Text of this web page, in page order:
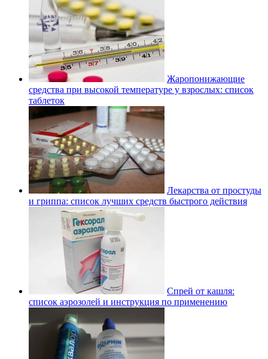
Жаропонижающие
средства при высокой температуре у взрослых: список
таблеток
Лекарства от простуды
и гриппа: список лучших средств быстрого действия
Спрей от кашля:
список аэрозолей и инструкция по применению